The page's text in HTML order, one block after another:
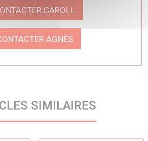
CAROLL
AGNÈS
SIMILAIRES